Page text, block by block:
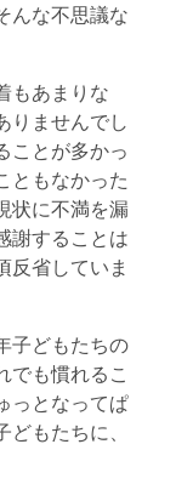
んな不思議な
もあまりな
りませんでし
ことが多かっ
ともなかった
状に不満を漏
謝することは
反省していま
子どもたちの
でも慣れるこ
っとなってぱ
もたちに、